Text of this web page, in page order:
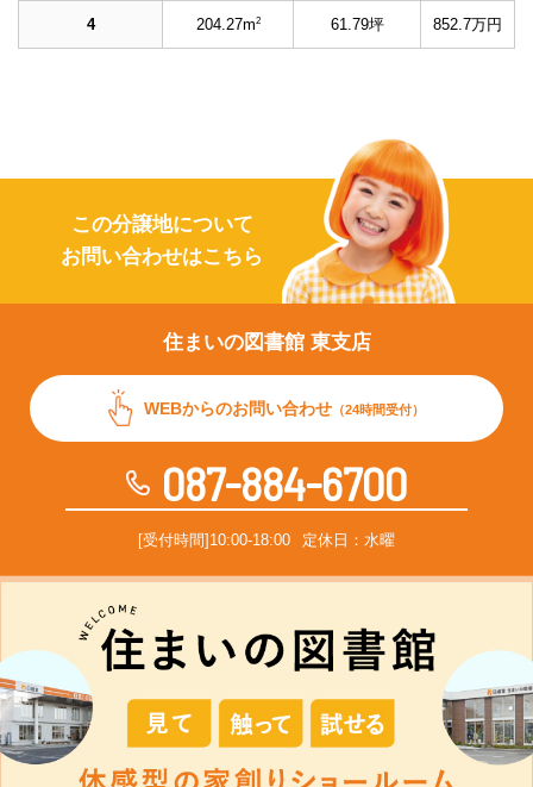
4 204.27m2 61.79坪 852.7万円
この分譲地について
お問い合わせはこちら
住まいの図書館 東支店
WEBからのお問い合わせ （24時間受付）
087-884-6700
[受付時間]10:00-18:00 定休日：水曜